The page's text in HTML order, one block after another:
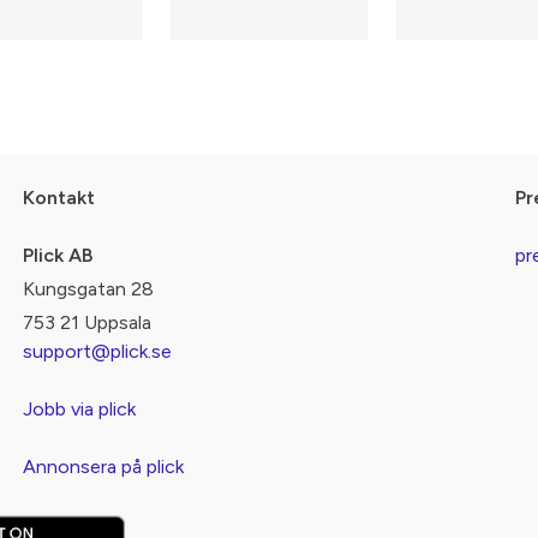
Kontakt
Plick AB
Kungsgatan 28
753 21 Uppsala
support@plick.se
Jobb via plick
Annonsera på plick